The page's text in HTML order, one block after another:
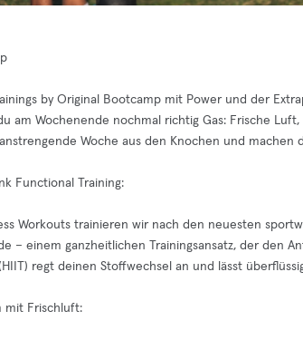
by Original Bootcamp mit Power und der
am Wochenende nochmal richtig Gas: Frische
Woche aus den Knochen und machen
Functional Training:
Workouts trainieren wir nach den neuesten
– einem ganzheitlichen Trainingsansatz, der den
regt deinen Stoffwechsel an und lässt
mit Frischluft: